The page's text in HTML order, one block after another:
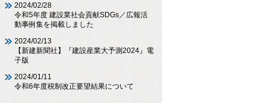
2024/02/28
令和5年度 建設業社会貢献SDGs／広報活
動事例集を掲載しました
2024/02/13
【新建新聞社】『建設産業大予測2024』電
子版
2024/01/11
令和6年度税制改正要望結果について